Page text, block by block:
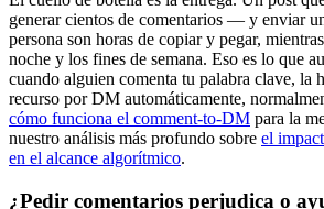
generar cientos de comentarios — y enviar
persona son horas de copiar y pegar,
noche y los fines de semana. Eso es lo que
cuando alguien comenta tu palabra clave, la
recurso por DM automáticamente,
cómo funciona el comment-to-DM para la
nuestro análisis más profundo sobre el
en el alcance algorítmico.
¿Pedir comentarios perjudica o